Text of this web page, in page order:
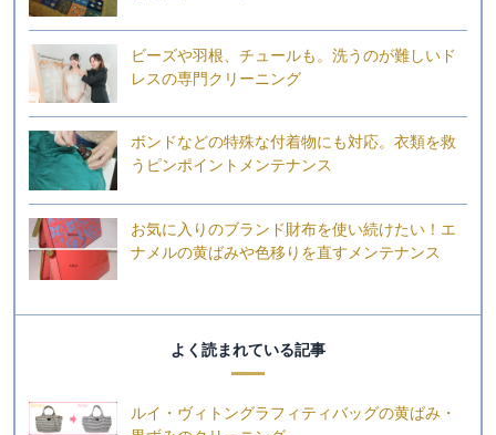
ビーズや羽根、チュールも。洗うのが難しいド
レスの専門クリーニング
ボンドなどの特殊な付着物にも対応。衣類を救
うピンポイントメンテナンス
お気に入りのブランド財布を使い続けたい！エ
ナメルの黄ばみや色移りを直すメンテナンス
よく読まれている記事
ルイ・ヴィトングラフィティバッグの黄ばみ・